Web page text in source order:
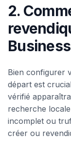
2.
Bien configurer
départ est
vérifié
recherche
incomplet ou
créer ou